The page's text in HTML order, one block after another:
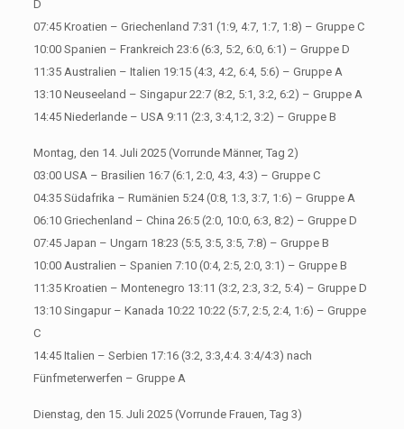
D
07:45 Kroatien – Griechenland 7:31 (1:9, 4:7, 1:7, 1:8) – Gruppe C
10:00 Spanien – Frankreich 23:6 (6:3, 5:2, 6:0, 6:1) – Gruppe D
11:35 Australien – Italien 19:15 (4:3, 4:2, 6:4, 5:6) – Gruppe A
13:10 Neuseeland – Singapur 22:7 (8:2, 5:1, 3:2, 6:2) – Gruppe A
14:45 Niederlande – USA 9:11 (2:3, 3:4,1:2, 3:2) – Gruppe B
Montag, den 14. Juli 2025 (Vorrunde Männer, Tag 2)
03:00 USA – Brasilien 16:7 (6:1, 2:0, 4:3, 4:3) – Gruppe C
04:35 Südafrika – Rumänien 5:24 (0:8, 1:3, 3:7, 1:6) – Gruppe A
06:10 Griechenland – China 26:5 (2:0, 10:0, 6:3, 8:2) – Gruppe D
07:45 Japan – Ungarn 18:23 (5:5, 3:5, 3:5, 7:8) – Gruppe B
10:00 Australien – Spanien 7:10 (0:4, 2:5, 2:0, 3:1) – Gruppe B
11:35 Kroatien – Montenegro 13:11 (3:2, 2:3, 3:2, 5:4) – Gruppe D
13:10 Singapur – Kanada 10:22 10:22 (5:7, 2:5, 2:4, 1:6) – Gruppe
C
14:45 Italien – Serbien 17:16 (3:2, 3:3,4:4. 3:4/4:3) nach
Fünfmeterwerfen – Gruppe A
Dienstag, den 15. Juli 2025 (Vorrunde Frauen, Tag 3)